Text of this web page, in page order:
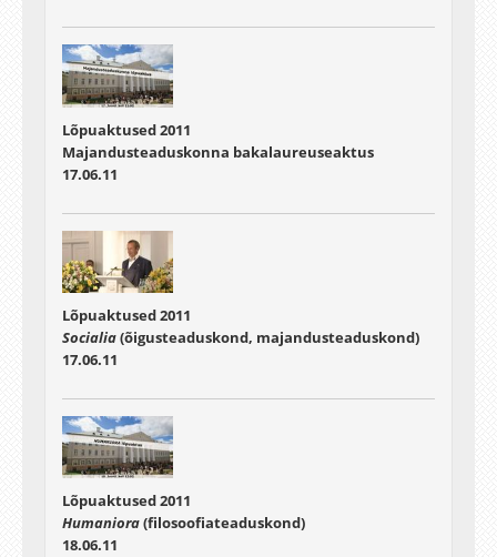
Lõpuaktused 2011
Majandusteaduskonna bakalaureuseaktus
17.06.11
Lõpuaktused 2011
Socialia(õigusteaduskond, majandusteaduskond)
17.06.11
Lõpuaktused 2011
Humaniora(filosoofiateaduskond)
18.06.11